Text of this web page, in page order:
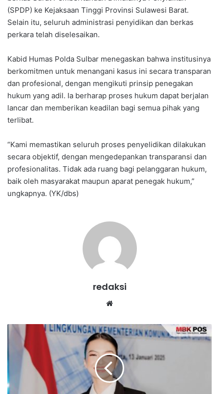
(SPDP) ke Kejaksaan Tinggi Provinsi Sulawesi Barat.
Selain itu, seluruh administrasi penyidikan dan berkas
perkara telah diselesaikan.
Kabid Humas Polda Sulbar menegaskan bahwa institusinya
berkomitmen untuk menangani kasus ini secara transparan
dan profesional, dengan mengikuti prinsip penegakan
hukum yang adil. Ia berharap proses hukum dapat berjalan
lancar dan memberikan keadilan bagi semua pihak yang
terlibat.
“Kami memastikan seluruh proses penyelidikan dilakukan
secara objektif, dengan mengedepankan transparansi dan
profesionalitas. Tidak ada ruang bagi pelanggaran hukum,
baik oleh masyarakat maupun aparat penegak hukum,”
ungkapnya. (YK/dbs)
redaksi
te
l
i
e
S